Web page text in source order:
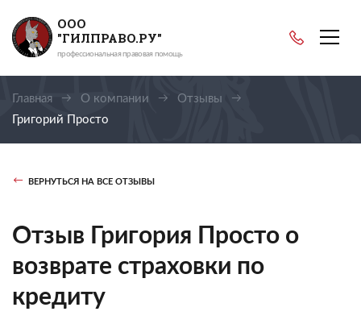
ООО
"ГИЛПРАВО.РУ"
профессиональная правовая помощь
Главная О компании
Отзывы
Григорий Просто
ВЕРНУТЬСЯ НА ВСЕ ОТЗЫВЫ
Отзыв Григория Просто о
возврате страховки по
кредиту